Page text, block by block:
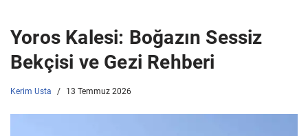
Yoros Kalesi: Boğazın Sessiz
Bekçisi ve Gezi Rehberi
Kerim Usta 13 Temmuz 2026